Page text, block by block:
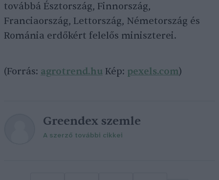
továbbá Észtország, Finnország,
Franciaország, Lettország, Németország és
Románia erdőkért felelős miniszterei.
(Forrás: agrotrend.hu Kép: pexels.com)
Greendex szemle
A szerző további cikkei